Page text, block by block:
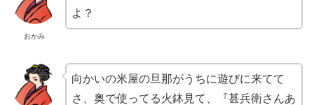
おかみ
よ？
向かいの米屋の旦那がうちに遊びに来てて
さ、奥で使ってる火鉢見て、『甚兵衛さんあ